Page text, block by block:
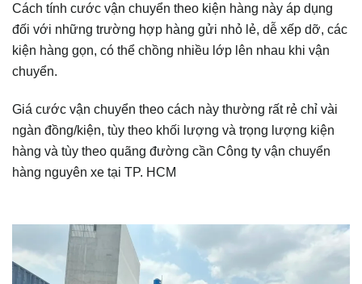
Cách tính cước vận chuyển theo kiện hàng này áp dụng
đối với những trường hợp hàng gửi nhỏ lẻ, dễ xếp dỡ, các
kiện hàng gọn, có thể chồng nhiều lớp lên nhau khi vận
chuyển.
Giá cước vận chuyển theo cách này thường rất rẻ chỉ vài
ngàn đồng/kiện, tùy theo khối lượng và trọng lượng kiện
hàng và tùy theo quãng đường cần Công ty vận chuyển
hàng nguyên xe tại TP. HCM